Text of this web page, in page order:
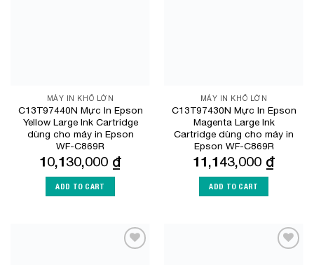
MÁY IN KHỔ LỚN
C13T97440N Mực In Epson
Yellow Large Ink Cartridge
dùng cho máy in Epson
WF-C869R
10,130,000 ₫
ADD TO CART
MÁY IN KHỔ LỚN
C13T97430N Mực In Epson
Magenta Large Ink
Cartridge dùng cho máy in
Epson WF-C869R
11,143,000 ₫
ADD TO CART